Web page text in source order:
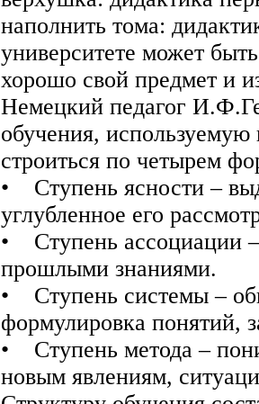
наполнить тома:
университете может
хорошо свой предмет и
Немецкий педагог
обучения,
строиться по четырем
• Ступень ясности –
углубленное его
• Ступень ассоциации –
прошлыми знаниями.
• Ступень системы –
формулировка понятий,
• Ступень метода –
новым явлениям,